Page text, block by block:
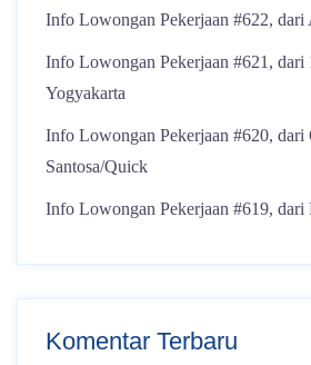
Info Lowongan Pekerjaan #622, dari
Info Lowongan Pekerjaan #621, dari
Yogyakarta
Info Lowongan Pekerjaan #620,
Santosa/Quick
Info Lowongan Pekerjaan #619, dari
Komentar Terbaru